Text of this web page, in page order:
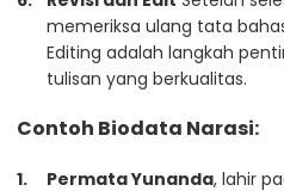
memeriksa ulang tata
Editing adalah langkah
tulisan yang berkualitas.
Contoh Biodata Narasi:
Permata Yunanda, lahir